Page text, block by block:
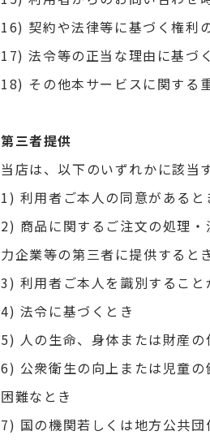
16) 契約や法律等に基づく権利
17) 法令等の正当な理由に基づ
18) その他本サービスに関する
第三者提供
当店は、以下のいずれかに該当
1) 利用者ご本人の同意があると
2) 商品に関するご注文の処理
力企業等の第三者に提供すると
3) 利用者ご本人を識別するこ
4) 法令に基づくとき
5) 人の生命、身体または財産
6) 公衆衛生の向上または児童
困難なとき
7) 国の機関若しくは地方公共